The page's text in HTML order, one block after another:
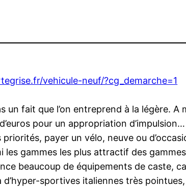
vehicule-neuf/?cg_demarche=1
un fait que l’on entreprend à la légère.
pour un appropriation
payer un vélo, neuve ou
gammes les plus attractif des
beaucoup de équipements de caste,
sportives italiennes très